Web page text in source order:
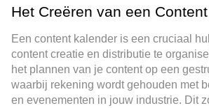
Het Creëren van een
Een content kalender is een cruciaal
content creatie en distributie te
het plannen van je content op een
waarbij rekening wordt gehouden met
en evenementen in jouw industrie. Dit